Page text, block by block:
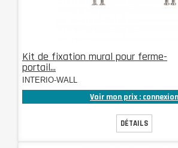
Kit de fixation mural pour ferme-
portail...
INTERIO-WALL
Voir mon prix : connexion
DÉTAILS